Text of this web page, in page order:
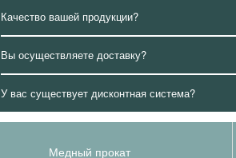
Качество вашей продукции?
Вы осуществляете доставку?
У вас существует дисконтная система?
Медный прокат